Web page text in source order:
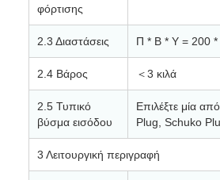
φόρτισης
2.3 Διαστάσεις Π * Β * Υ = 200 *
2.4 Βάρος ＜3 κιλά
2.5 Τυπικό
βύσμα εισόδου
Επιλέξτε μία
Plug, Schuko
3 Λειτουργική περιγραφή